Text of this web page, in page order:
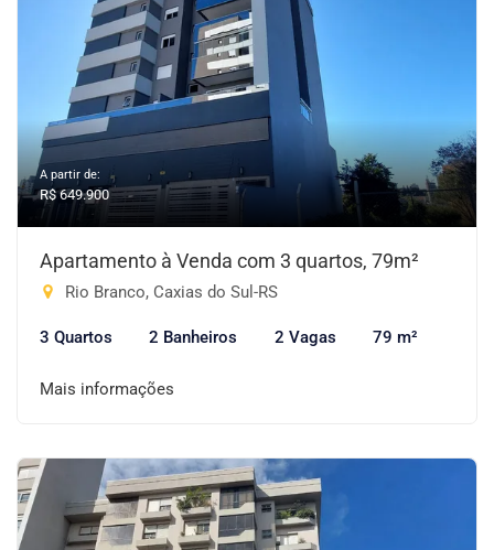
A partir de:
R$ 649.900
Apartamento à Venda com 3 quartos, 79m²
Rio Branco, Caxias do Sul-RS
3 Quartos 2 Banheiros 2 Vagas 79 m²
Mais informações